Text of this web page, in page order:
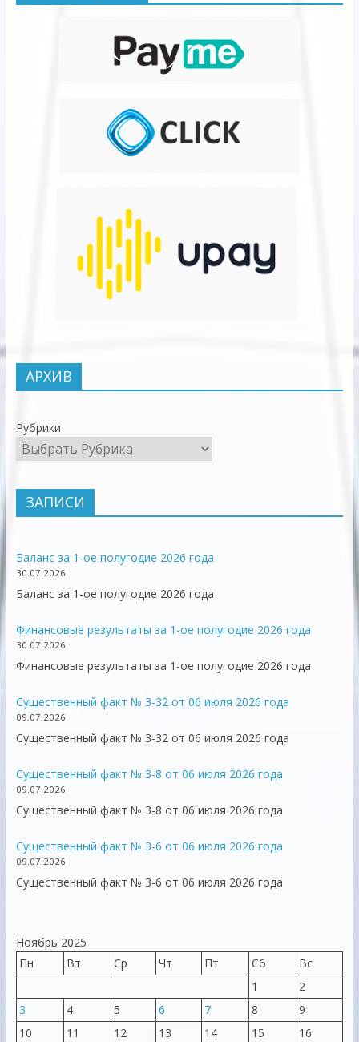
АРХИВ
Рубрики
ЗАПИСИ
Баланс за 1-ое полугодие 2026 года
30.07.2026
Баланс за 1-ое полугодие 2026 года
Финансовые результаты за 1-ое полугодие 2026 года
30.07.2026
Финансовые результаты за 1-ое полугодие 2026 года
Существенный факт № 3-32 от 06 июля 2026 года
09.07.2026
Существенный факт № 3-32 от 06 июля 2026 года
Существенный факт № 3-8 от 06 июля 2026 года
09.07.2026
Существенный факт № 3-8 от 06 июля 2026 года
Существенный факт № 3-6 от 06 июля 2026 года
09.07.2026
Существенный факт № 3-6 от 06 июля 2026 года
Ноябрь 2025
Пн
Вт Ср Чт Пт Сб
Вс
1
2
3
4 5 6 7 8
9
10
11 12 13 14 15 16